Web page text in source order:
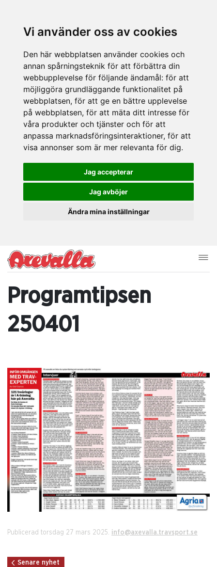
Vi använder oss av cookies
Den här webbplatsen använder cookies och
annan spårningsteknik för att förbättra din
webbupplevelse för följande ändamål: för att
möjliggöra grundläggande funktionalitet på
webbplatsen, för att ge en bättre upplevelse
på webbplatsen, för att mäta ditt intresse för
våra produkter och tjänster och för att
anpassa marknadsföringsinteraktioner, för att
visa annonser som är mer relevanta för dig.
Jag accepterar
Jag avböjer
Ändra mina inställningar
Programtipsen
250401
Publicerad torsdag 27 mars 2025. info@axevalla.travsport.se
Senare nyhet